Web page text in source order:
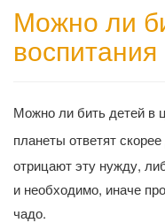
Можно ли
воспитания
Можно ли бить детей в
планеты ответят скорее
отрицают эту нужду,
и необходимо, иначе
чадо.